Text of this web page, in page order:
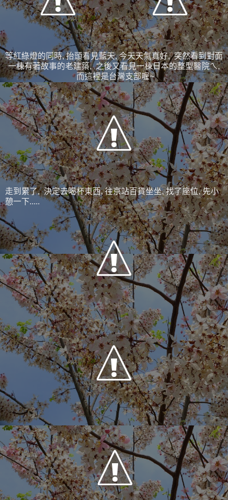
等紅綠燈的同時, 抬頭看見藍天, 今天天氣真好, 突然看到對面
一棟有著故事的老建築, 之後又看見一棟日本的整型醫院ㄟ,
而這裡是台灣支部喔~
走到累了, 決定去喝杯東西, 往京站百貨坐坐, 找了座位, 先小
憩一下.....